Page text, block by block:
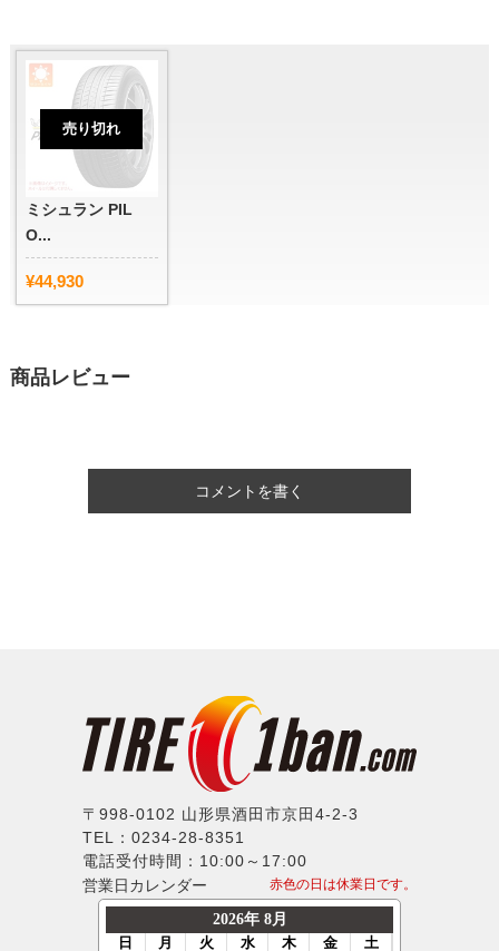
売り切れ
ミシュラン PIL
O...
¥44,930
商品レビュー
コメントを書く
〒998-0102 山形県酒田市京田4-2-3
TEL：0234-28-8351
電話受付時間：10:00～17:00
営業日カレンダー
赤色の日は休業日です。